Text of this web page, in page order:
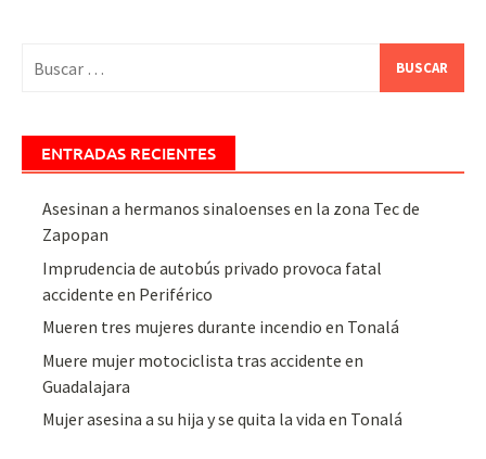
ENTRADAS RECIENTES
Asesinan a hermanos sinaloenses en la zona Tec de
Zapopan
Imprudencia de autobús privado provoca fatal
accidente en Periférico
Mueren tres mujeres durante incendio en Tonalá
Muere mujer motociclista tras accidente en
Guadalajara
Mujer asesina a su hija y se quita la vida en Tonalá